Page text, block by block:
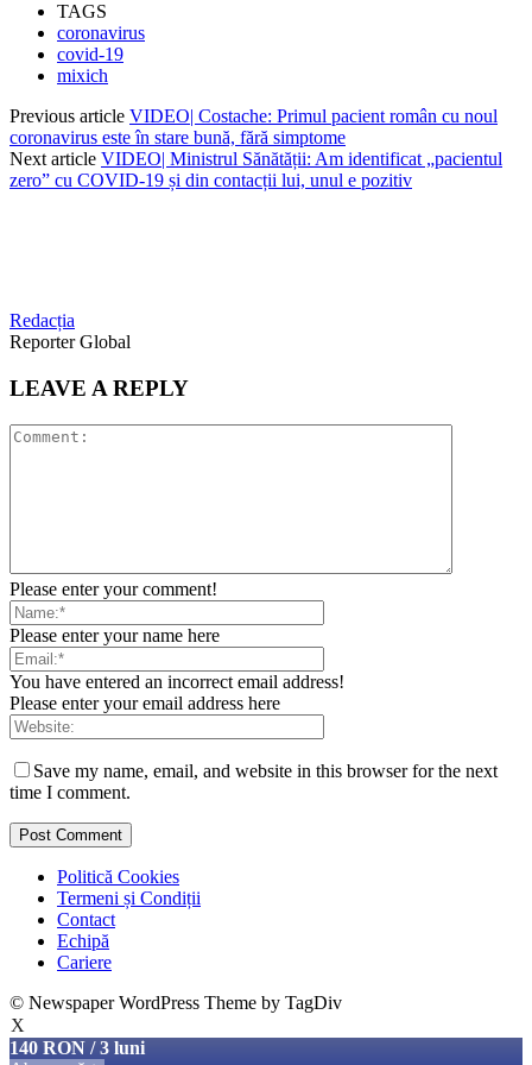
TAGS
coronavirus
covid-19
mixich
Previous article VIDEO| Costache: Primul pacient român cu noul
coronavirus este în stare bună, fără simptome
Next article VIDEO| Ministrul Sănătății: Am identificat „pacientul
zero” cu COVID-19 și din contacții lui, unul e pozitiv
Redacția
Reporter Global
LEAVE A REPLY
Please enter your comment!
Please enter your name here
You have entered an incorrect email address!
Please enter your email address here
Save my name, email, and website in this browser for the next
time I comment.
Politică Cookies
Termeni și Condiții
Contact
Echipă
Cariere
© Newspaper WordPress Theme by TagDiv
X
140 RON / 3 luni